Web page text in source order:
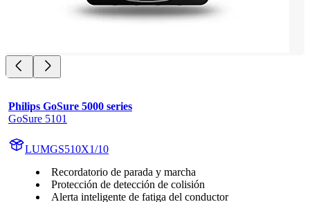
Philips GoSure 5000 series
GoSure 5101
LUMGS510X1/10
Recordatorio de parada y marcha
Protección de detección de colisión
Alerta inteligente de fatiga del conductor